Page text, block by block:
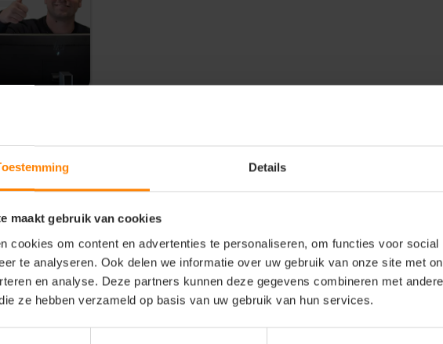
Details
maakt gebruik van cookies
cookies om content en advertenties te personaliseren, om functies voor social
te analyseren. Ook delen we informatie over uw gebruik van onze site met
en analyse. Deze partners kunnen deze gegevens combineren met
ze hebben verzameld op basis van uw gebruik van hun services.